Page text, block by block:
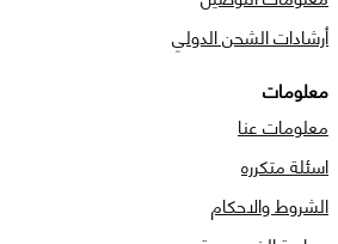
أرشادات الشحن الدولي
معلومات
معلومات عنا
اسئلة متكرره
الشروط والاحكام